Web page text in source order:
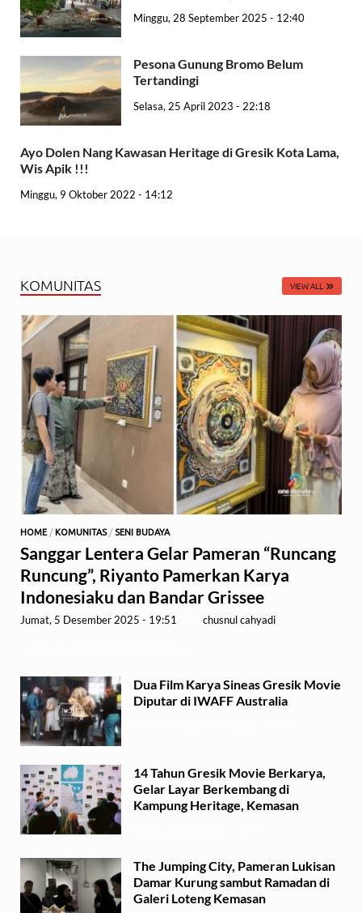
Minggu, 28 September 2025 - 12:40
Pesona Gunung Bromo Belum
Tertandingi
Selasa, 25 April 2023 - 22:18
Ayo Dolen Nang Kawasan Heritage di Gresik Kota Lama,
Wis Apik !!!
Minggu, 9 Oktober 2022 - 14:12
KOMUNITAS VIEW ALL
HOME / KOMUNITAS/ SENI BUDAYA
Sanggar Lentera Gelar Pameran “Runcang
Runcung”, Riyanto Pamerkan Karya
Indonesiaku dan Bandar Grissee
Jumat, 5 Desember 2025 - 19:51 chusnul cahyadi
Dua Film Karya Sineas Gresik Movie
Diputar di IWAFF Australia
14 Tahun Gresik Movie Berkarya,
Gelar Layar Berkembang di
Kampung Heritage, Kemasan
The Jumping City, Pameran Lukisan
Damar Kurung sambut Ramadan di
Galeri Loteng Kemasan